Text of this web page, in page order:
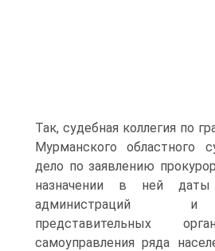
Так, судебная коллегия по
Мурманского областного
дело по заявлению
назначении в ней
администраций и
представительных
самоуправления ряда